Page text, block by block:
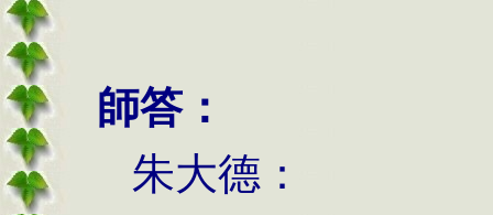
師答：
朱大德：